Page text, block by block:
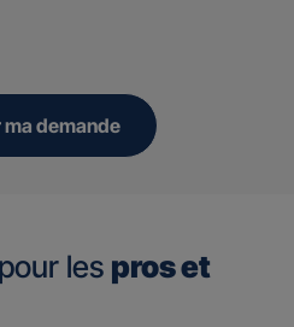
ma demande
les pros et